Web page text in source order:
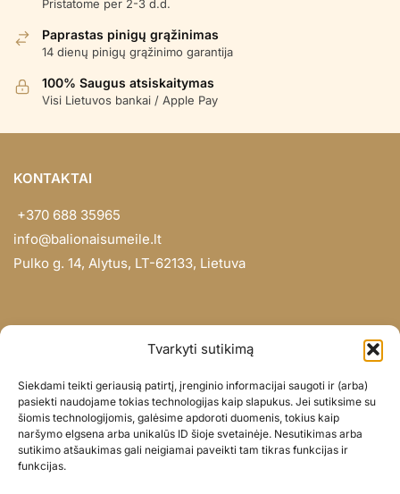
Tvarkyti sutikimą
Siekdami teikti geriausią patirtį, įrenginio informacijai saugoti ir (arba)
pasiekti naudojame tokias technologijas kaip slapukus. Jei sutiksime su
šiomis technologijomis, galėsime apdoroti duomenis, tokius kaip
naršymo elgsena arba unikalūs ID šioje svetainėje. Nesutikimas arba
sutikimo atšaukimas gali neigiamai paveikti tam tikras funkcijas ir
funkcijas.
Pristatome per 2-3 d.d.
Paprastas pinigų grąžinimas
14 dienų pinigų grąžinimo garantija
100% Saugus atsiskaitymas
Visi Lietuvos bankai / Apple Pay
KONTAKTAI
+370 688 35965
info@balionaisumeile.lt
Pulko g. 14, Alytus, LT-62133, Lietuva
Didmena
Darbų portfolio
Privatumo politika
Parduotuvės politika